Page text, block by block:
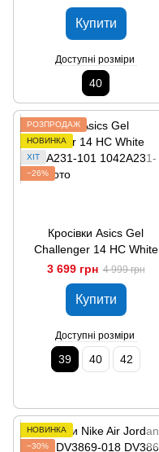
Купити
Доступні розміри
40
РОЗПРОДАЖ
НОВИНКА
ХІТ
−26%
Кросівки Asics Gel
Challenger 14 HC White
1042A231-101
3 699 грн 4 999 грн
Купити
Доступні розміри
39 40 42
НОВИНКА
−30%